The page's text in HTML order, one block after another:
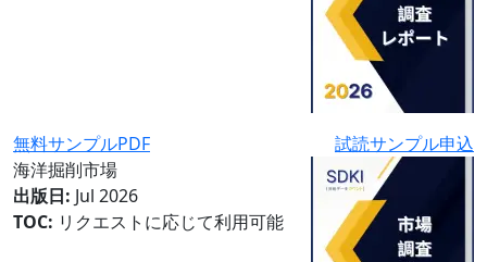
無料サンプルPDF
試読サンプル申込
海洋掘削市場
出版日: Jul 2026
TOC: リクエストに応じて利用可能